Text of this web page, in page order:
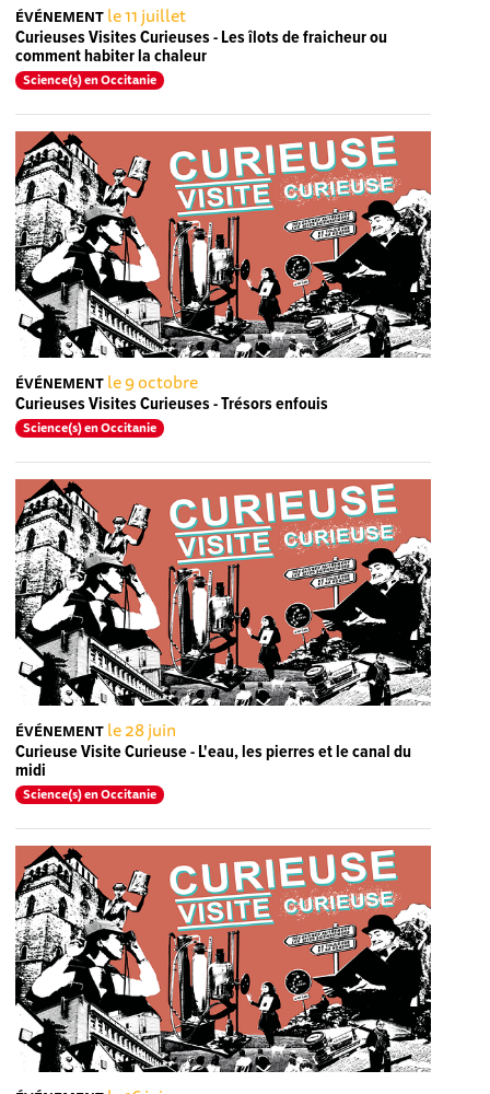
ÉVÉNEMENT le 11 juillet
Curieuses Visites Curieuses - Les îlots de fraicheur ou
comment habiter la chaleur
Science(s) en Occitanie
ÉVÉNEMENT le 9 octobre
Curieuses Visites Curieuses - Trésors enfouis
Science(s) en Occitanie
ÉVÉNEMENT le 28 juin
Curieuse Visite Curieuse - L'eau, les pierres et le canal du
midi
Science(s) en Occitanie